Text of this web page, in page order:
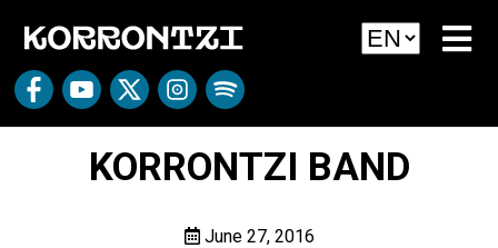
KORRONTZI BAND
June 27, 2016